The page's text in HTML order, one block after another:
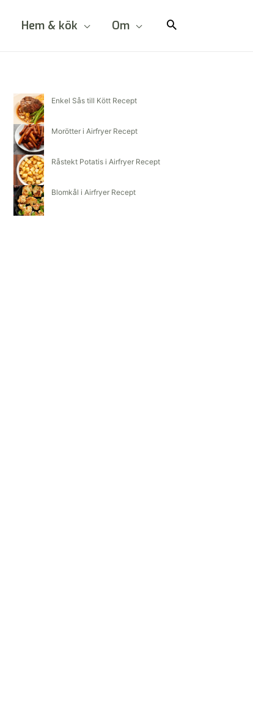
Hem & kök Om
Enkel Sås till Kött Recept
Morötter i Airfryer Recept
Råstekt Potatis i Airfryer Recept
Blomkål i Airfryer Recept